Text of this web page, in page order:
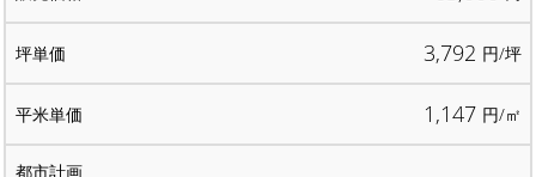
3,792 円/坪
1,147 円/㎡